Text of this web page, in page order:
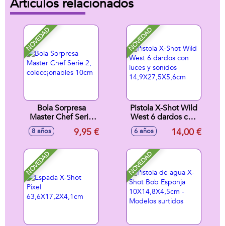
Artículos relacionados
NOVEDAD
Bola Sorpresa
Master Chef Serie
2, colecc¡onables
10cm
8 años 9,95 €
NOVEDAD
Pistola X-Shot Wild
West 6 dardos con
luces y sonidos
14,9X27,5X5,6cm
6 años 14,00 €
NOVEDAD NOVEDAD